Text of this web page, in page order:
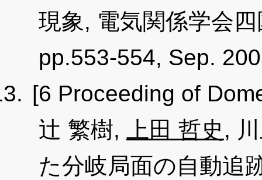
現象, 電気関係学会
pp.553-554, Sep.
[6 Proceeding of
辻 繁樹,
上田 哲史 ,
た分岐局面の自動追